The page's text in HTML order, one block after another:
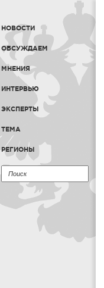
НОВОСТИ
ОБСУЖДАЕМ
МНЕНИЯ
ИНТЕРВЬЮ
ЭКСПЕРТЫ
ТЕМА
РЕГИОНЫ